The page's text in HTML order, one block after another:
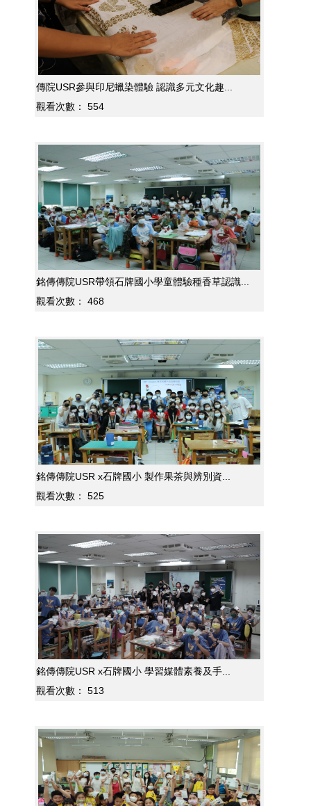
傳院USR參與印尼蠟染體驗 認識多元文化趣...
觀看次數：
554
銘傳傳院USR帶領石牌國小學童體驗種香草認識...
觀看次數：
468
銘傳傳院USR x石牌國小 製作果茶與辨別資...
觀看次數：
525
銘傳傳院USR x石牌國小 學習媒體素養及手...
觀看次數：
513